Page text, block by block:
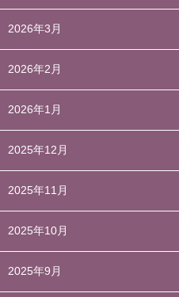
2026年3月
2026年2月
2026年1月
2025年12月
2025年11月
2025年10月
2025年9月